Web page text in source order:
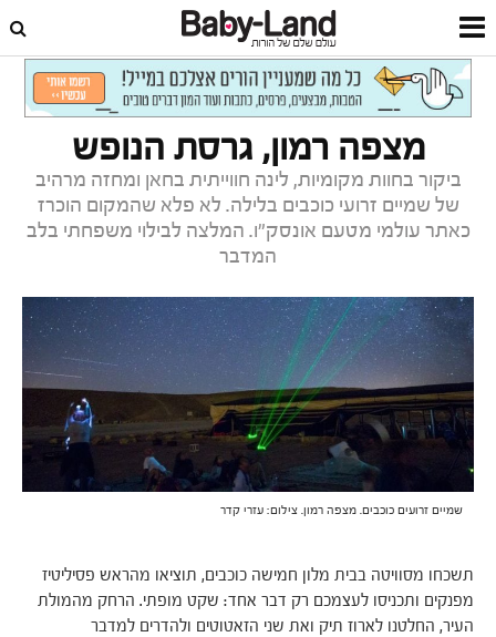
זמן איכות
מצפה רמון, גרסת הנופש
ביקור בחוות מקומיות, לינה חווייתית בחאן ומחזה מרהיב
של שמיים זרועי כוכבים בלילה. לא פלא שהמקום הוכרז
כאתר עולמי מטעם אונסק"ו. המלצה לבילוי משפחתי בלב
המדבר
שמיים זרועים כוכבים. מצפה רמון. צילום: עזרי קדר
תשכחו מסוויטה בבית מלון חמישה כוכבים, תוציאו מהראש פסיליטיז
מפנקים ותכניסו לעצמכם רק דבר אחד: שקט מופתי. הרחק מהמולת
העיר, החלטנו לארוז תיק ואת שני הזאטוטים ולהדרים למדבר